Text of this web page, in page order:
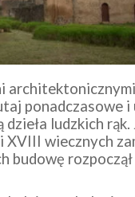
ponadczasowe i
ludzkich rąk.
XVIII wiecznych
budowę